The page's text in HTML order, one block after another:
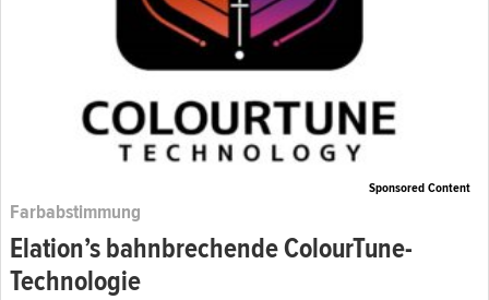
Sponsored Content
Farbabstimmung
Elation’s bahnbrechende ColourTune-
Technologie